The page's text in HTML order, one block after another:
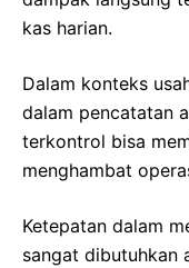
kas harian.
Dalam konteks
dalam pencatatan
terkontrol bisa
menghambat
Ketepatan dalam
sangat dibutuhkan